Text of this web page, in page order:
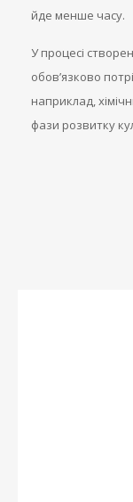
йде менше часу.
У процесі
обов’язково
наприклад,
фази розвитку